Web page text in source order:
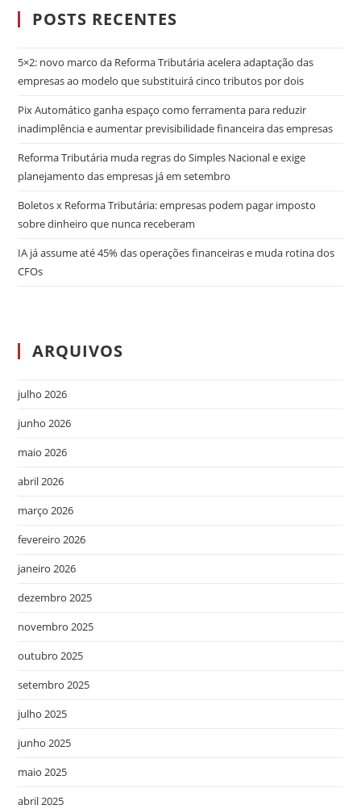
POSTS RECENTES
5×2: novo marco da Reforma Tributária acelera adaptação das
empresas ao modelo que substituirá cinco tributos por dois
Pix Automático ganha espaço como ferramenta para reduzir
inadimplência e aumentar previsibilidade financeira das empresas
Reforma Tributária muda regras do Simples Nacional e exige
planejamento das empresas já em setembro
Boletos x Reforma Tributária: empresas podem pagar imposto
sobre dinheiro que nunca receberam
IA já assume até 45% das operações financeiras e muda rotina dos
CFOs
ARQUIVOS
julho 2026
junho 2026
maio 2026
abril 2026
março 2026
fevereiro 2026
janeiro 2026
dezembro 2025
novembro 2025
outubro 2025
setembro 2025
julho 2025
junho 2025
maio 2025
abril 2025